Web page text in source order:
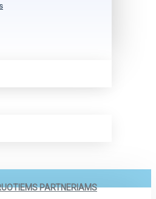
PARTNERIAMS